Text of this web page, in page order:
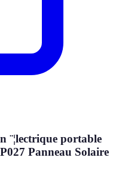
¨¦lectrique portable
Panneau Solaire